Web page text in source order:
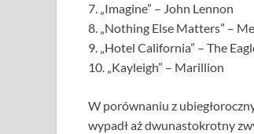
7. „Imagine” – John Lennon
8. „Nothing Else Matters” –
9. „Hotel California” – The
10. „Kayleigh” – Marillion
W porównaniu z
wypadł aż dwunastokrotny